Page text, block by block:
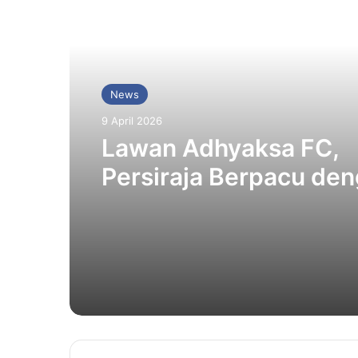
News
9 April 2026
Lawan Adhyaksa FC,
Persiraja Berpacu